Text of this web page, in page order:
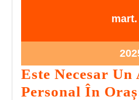
mart.
Este Necesar
Personal În